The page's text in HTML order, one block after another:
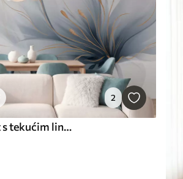
2
Apstraktni plavi cvijet s tekućim linijama u stilu fluidne umjetnosti